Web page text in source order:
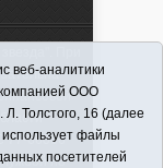
77-66066
по
веб-аналитики
ООО
Толстого, 16 (далее
файлы
посетителей